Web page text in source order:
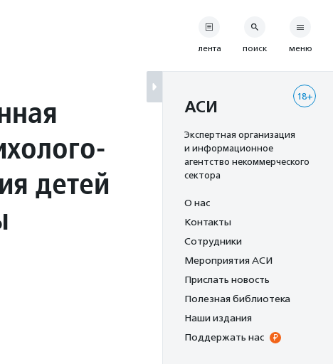
детей
лента поиск меню
18+
АСИ
Экспертная организация
и информационное
агентство некоммерческого
сектора
О нас
Контакты
Сотрудники
Мероприятия АСИ
Прислать новость
Полезная библиотека
Наши издания
Поддержать нас